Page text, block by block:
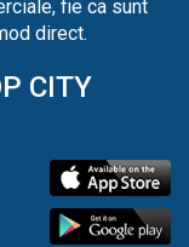
fie ca sunt
direct.
CITY